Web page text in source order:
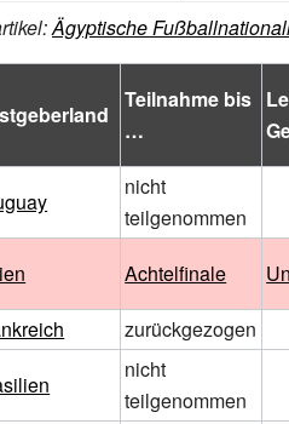
:Ägyptische
Teilnahme bis
…
nicht
teilgenommen
Achtelfinale
zurückgezogen
nicht
teilgenommen